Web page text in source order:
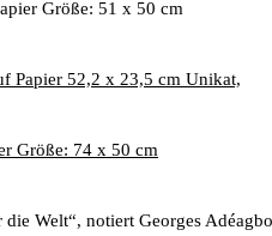
Größe: 51 x 50 cm
Papier 52,2 x 23,5 cm Unikat,
Größe: 74 x 50 cm
Welt“, notiert Georges Adéagbo